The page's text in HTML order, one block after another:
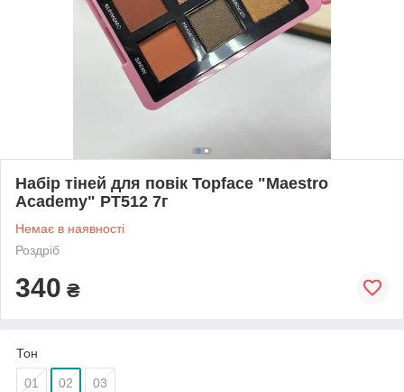
Набір тіней для повік Topface "Maestro
Academy" PT512 7г
Немає в наявності
Роздріб
340 ₴
Тон
01 02 03